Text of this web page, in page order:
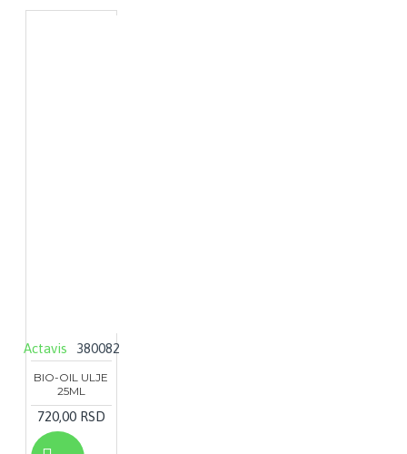
Actavis 380082
BIO-OIL ULJE
25ML
720,00 RSD